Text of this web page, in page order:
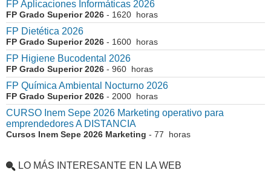
FP Aplicaciones Informáticas 2026
FP Grado Superior 2026 - 1620 horas
FP Dietética 2026
FP Grado Superior 2026 - 1600 horas
FP Higiene Bucodental 2026
FP Grado Superior 2026 - 960 horas
FP Química Ambiental Nocturno 2026
FP Grado Superior 2026 - 2000 horas
CURSO Inem Sepe 2026 Marketing operativo para
emprendedores A DISTANCIA
Cursos Inem Sepe 2026 Marketing - 77 horas
LO MÁS INTERESANTE EN LA WEB